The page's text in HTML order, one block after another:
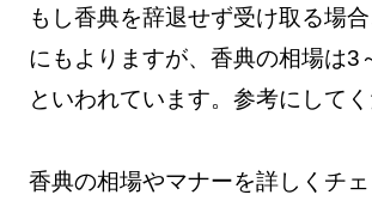
もし香典を辞退せず受け取る場
にもよりますが、香典の相場は3
といわれています。参考にしてく
香典の相場やマナーを詳しくチ